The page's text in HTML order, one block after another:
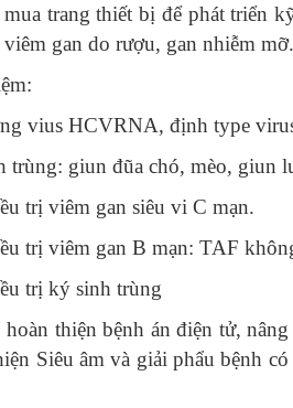
thiết bị để phát triển kỹ
gan do rượu, gan nhiễm
HCVRNA, định type virus
giun đũa chó, mèo, giun
trị viêm gan siêu vi C mạn.
trị viêm gan B mạn: TAF
trị ký sinh trùng
thiện bệnh án điện tử, nâng
Siêu âm và giải phẩu bệnh